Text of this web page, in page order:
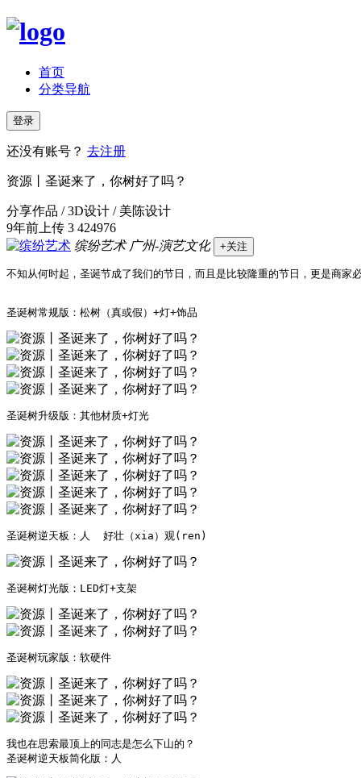
首页
分类导航
登录
还没有账号？ 去注册
资源丨圣诞来了，你树好了吗？
分享作品 / 3D设计 / 美陈设计
9年前上传 3 424976
缤纷艺术 广州-演艺文化 +关注
不知从何时起，圣诞节成了我们的节日，而且是比较隆重的节日，更是商
圣诞树常规版：松树（真或假）+灯+饰品
圣诞树升级版：其他材质+灯光
圣诞树逆天板：人  好壮（xia）观(ren)
圣诞树灯光版：LED灯+支架
圣诞树玩家版：软硬件
我也在思索最顶上的同志是怎么下山的？
圣诞树逆天板简化版：人